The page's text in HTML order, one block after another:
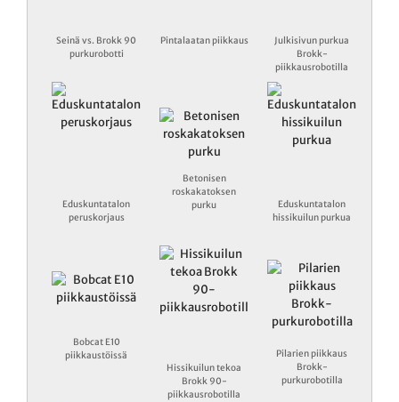
Seinä vs. Brokk 90
purkurobotti
Pintalaatan piikkaus
Julkisivun purkua
Brokk-
piikkausrobotilla
Eduskuntatalon
peruskorjaus
Betonisen
roskakatoksen
purku
Eduskuntatalon
hissikuilun purkua
Bobcat E10
piikkaustöissä
Hissikuilun tekoa
Brokk 90-
piikkausrobotilla
Pilarien piikkaus
Brokk-
purkurobotilla